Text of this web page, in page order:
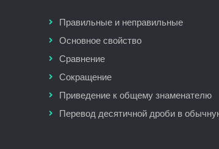
Правильные и неправильные
Основное свойство
Сравнение
Сокращение
Приведение к общему знаменателю
Перевод десятичной дроби в